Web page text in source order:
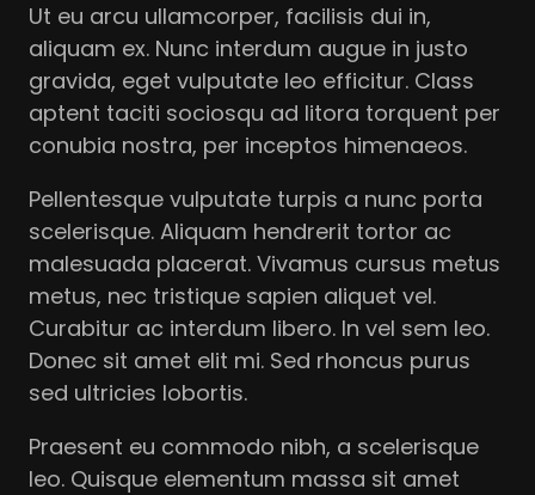
Ut eu arcu ullamcorper, facilisis dui in,
aliquam ex. Nunc interdum augue in justo
gravida, eget vulputate leo efficitur. Class
aptent taciti sociosqu ad litora torquent per
conubia nostra, per inceptos himenaeos.
Pellentesque vulputate turpis a nunc porta
scelerisque. Aliquam hendrerit tortor ac
malesuada placerat. Vivamus cursus metus
metus, nec tristique sapien aliquet vel.
Curabitur ac interdum libero. In vel sem leo.
Donec sit amet elit mi. Sed rhoncus purus
sed ultricies lobortis.
Praesent eu commodo nibh, a scelerisque
leo. Quisque elementum massa sit amet